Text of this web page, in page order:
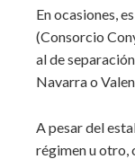
En ocasiones,
(Consorcio
al de
Navarra o
A pesar del
régimen u otro,